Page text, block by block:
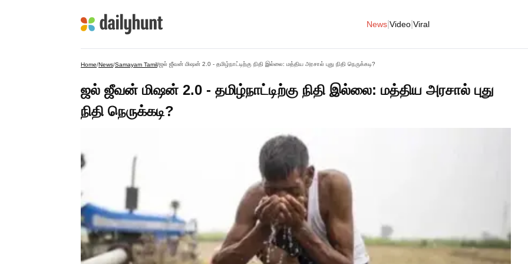
News Video Viral
Home/News/Samayam Tamil/ஜல் ஜீவன் மிஷன் 2.0 - தமிழ்நாட்டிற்கு நிதி இல்லை: மத்திய அரசால் புது நிதி நெருக்கடி?
ஜல் ஜீவன் மிஷன் 2.0 - தமிழ்நாட்டிற்கு நிதி இல்லை: மத்திய அரசால் புது
நிதி நெருக்கடி?